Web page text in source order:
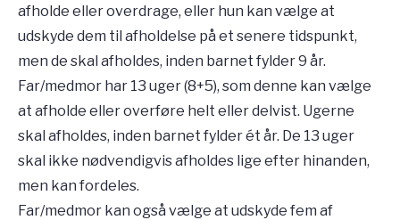
afholde eller overdrage, eller hun kan vælge at
udskyde dem til afholdelse på et senere tidspunkt,
men de skal afholdes, inden barnet fylder 9 år.
Far/medmor har 13 uger (8+5), som denne kan vælge
at afholde eller overføre helt eller delvist. Ugerne
skal afholdes, inden barnet fylder ét år. De 13 uger
skal ikke nødvendigvis afholdes lige efter hinanden,
men kan fordeles.
Far/medmor kan også vælge at udskyde fem af